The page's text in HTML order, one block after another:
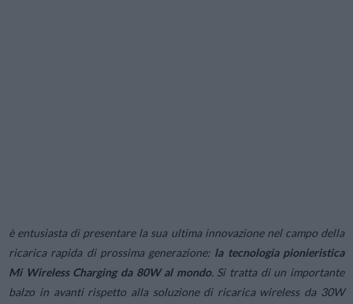
è entusiasta di presentare la sua ultima innovazione nel campo della
ricarica rapida di prossima generazione: la tecnologia pionieristica
Mi Wireless Charging da 80W al mondo. Si tratta di un importante
balzo in avanti rispetto alla soluzione di ricarica wireless da 30W